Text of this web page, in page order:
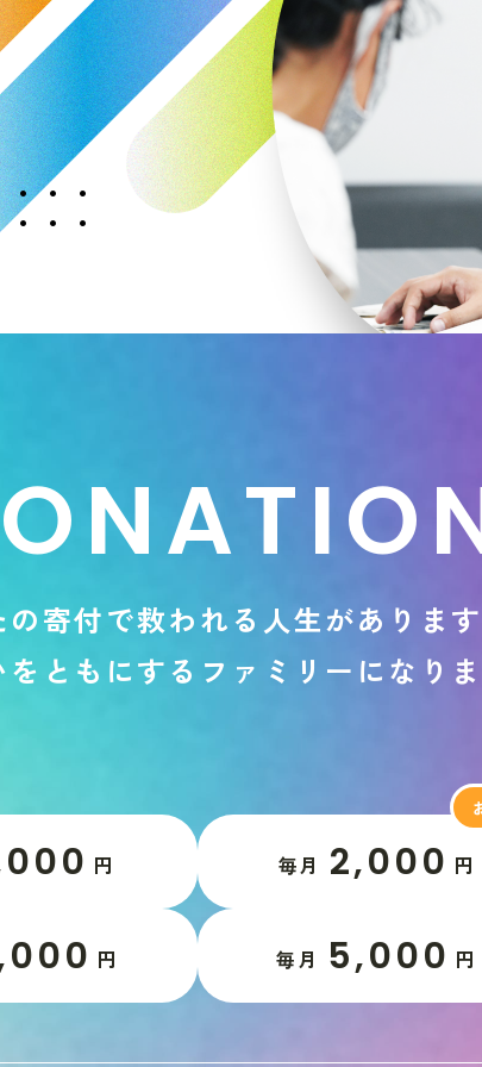
ONATIO
の寄付で救われる 人生があ り ま す
を と も にする フ ァ ミ リ ー に な り ま
円 毎月 2,000 円
円 毎月 5,000 円